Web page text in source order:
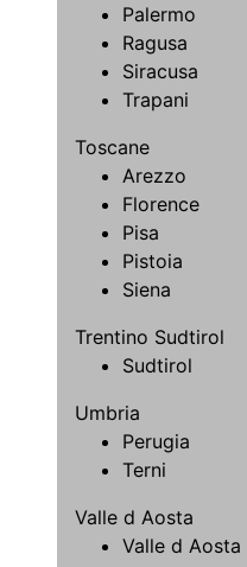
Palermo
Ragusa
Siracusa
Trapani
Toscane
Arezzo
Florence
Pisa
Pistoia
Siena
Trentino Sudtirol
Sudtirol
Umbria
Perugia
Terni
Valle d Aosta
Valle d Aosta